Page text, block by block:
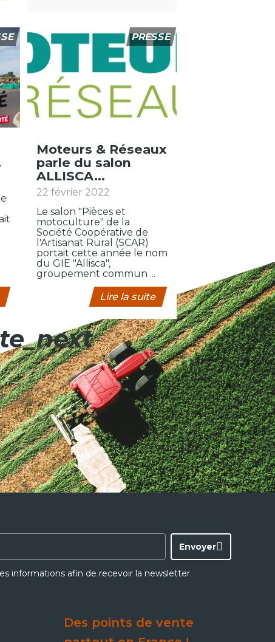
PRESSE
Moteurs & Réseaux
parle du salon
ALLISCA...
22 février 2022
Le salon "Pièces et
motoculture" de la
Société Coopérative de
l'Artisanat Rural (SCAR)
portait cette année le nom
du GIE "Allisca",
groupement commun ...
Lire la suite
informations afin de recevoir la newsletter.
Envoyer
Des points de vente